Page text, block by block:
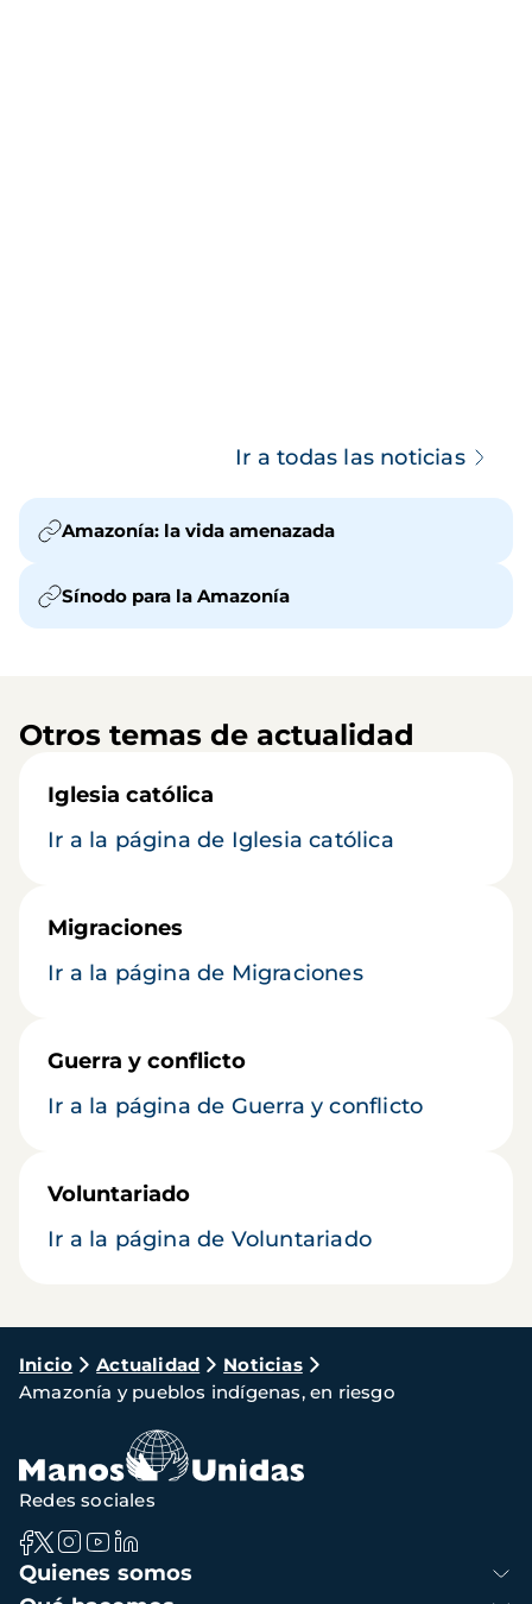
Ir a todas las noticias
Amazonía: la vida amenazada
Sínodo para la Amazonía
Otros temas de actualidad
Iglesia católica
Ir a la página de Iglesia católica
Migraciones
Ir a la página de Migraciones
Guerra y conflicto
Ir a la página de Guerra y conflicto
Voluntariado
Ir a la página de Voluntariado
Ruta
de
navegación
Inicio Actualidad
Noticias
Amazonía y pueblos indígenas, en riesgo
Navegación
principal
Quienes somos
Redes sociales